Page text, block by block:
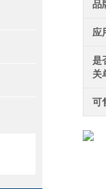
品
应
是
关
可